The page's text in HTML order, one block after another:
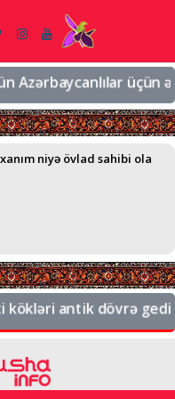
üçün
niyə övlad sahibi ola
antik dövrə gedib